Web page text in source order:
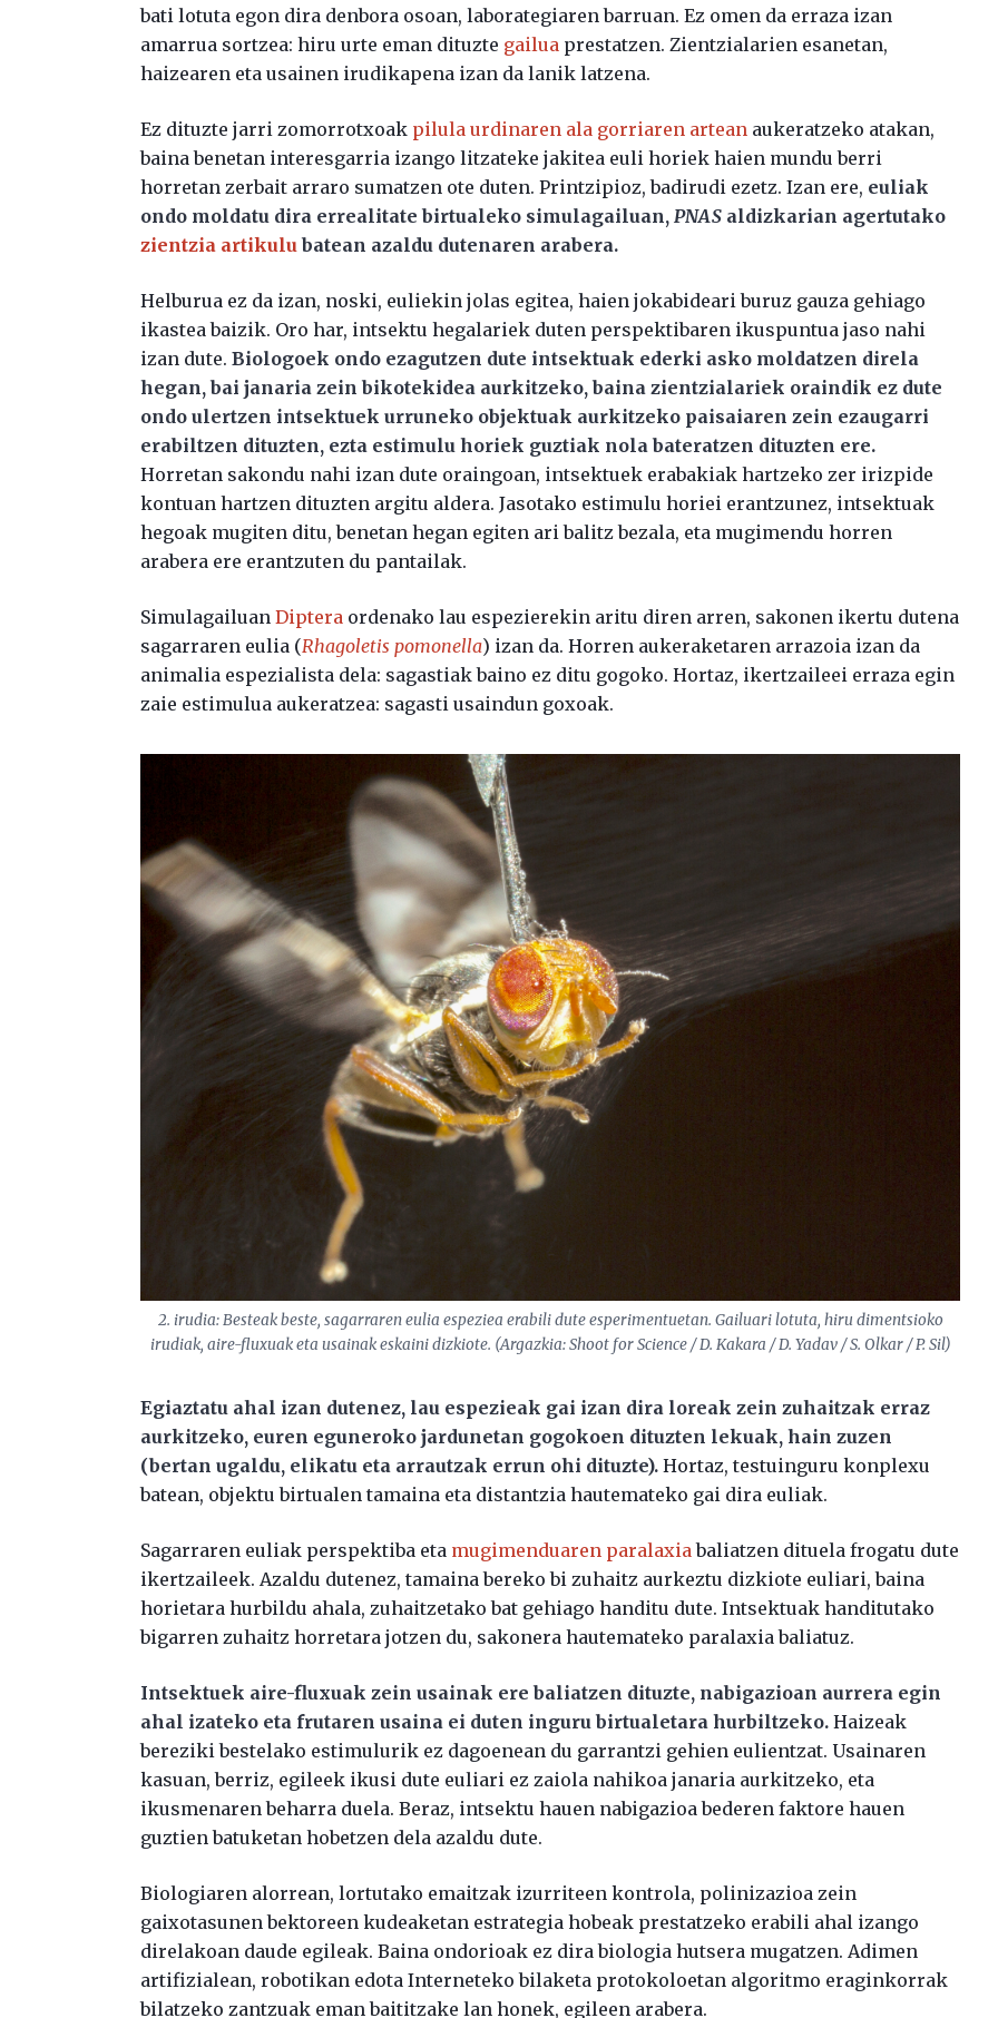
bati lotuta egon dira denbora osoan, laborategiaren barruan. Ez omen da erraza izan
amarrua sortzea: hiru urte eman dituzte gailua prestatzen. Zientzialarien esanetan,
haizearen eta usainen irudikapena izan da lanik latzena.
Ez dituzte jarri zomorrotxoak pilula urdinaren ala gorriaren artean aukeratzeko atakan,
baina benetan interesgarria izango litzateke jakitea euli horiek haien mundu berri
horretan zerbait arraro sumatzen ote duten. Printzipioz, badirudi ezetz. Izan ere, euliak
ondo moldatu dira errealitate birtualeko simulagailuan,PNAS aldizkarian agertutako
zientzia artikulubatean azaldu dutenaren arabera.
Helburua ez da izan, noski, euliekin jolas egitea, haien jokabideari buruz gauza gehiago
ikastea baizik. Oro har, intsektu hegalariek duten perspektibaren ikuspuntua jaso nahi
izan dute.Biologoek ondo ezagutzen dute intsektuak ederki asko moldatzen direla
hegan, bai janaria zein bikotekidea aurkitzeko, baina zientzialariek oraindik ez dute
ondo ulertzen intsektuek urruneko objektuak aurkitzeko paisaiaren zein ezaugarri
erabiltzen dituzten, ezta estimulu horiek guztiak nola bateratzen dituzten ere.
Horretan sakondu nahi izan dute oraingoan, intsektuek erabakiak hartzeko zer irizpide
kontuan hartzen dituzten argitu aldera. Jasotako estimulu horiei erantzunez, intsektuak
hegoak mugiten ditu, benetan hegan egiten ari balitz bezala, eta mugimendu horren
arabera ere erantzuten du pantailak.
SimulagailuanDiptera ordenako lau espezierekin aritu diren arren, sakonen ikertu dutena
sagarraren eulia (Rhagoletis pomonella) izan da. Horren aukeraketaren arrazoia izan da
animalia espezialista dela: sagastiak baino ez ditu gogoko. Hortaz, ikertzaileei erraza egin
zaie estimulua aukeratzea: sagasti usaindun goxoak.
2. irudia: Besteak beste, sagarraren eulia espeziea erabili dute esperimentuetan. Gailuari lotuta, hiru dimentsioko
irudiak, aire-fluxuak eta usainak eskaini dizkiote. (Argazkia: Shoot for Science / D. Kakara / D. Yadav / S. Olkar / P. Sil)
Egiaztatu ahal izan dutenez, lau espezieak gai izan dira loreak zein zuhaitzak erraz
aurkitzeko, euren eguneroko jardunetan gogokoen dituzten lekuak, hain zuzen
(bertan ugaldu, elikatu eta arrautzak errun ohi dituzte). Hortaz, testuinguru konplexu
batean, objektu birtualen tamaina eta distantzia hautemateko gai dira euliak.
Sagarraren euliak perspektiba eta mugimenduaren paralaxia baliatzen dituela frogatu dute
ikertzaileek. Azaldu dutenez, tamaina bereko bi zuhaitz aurkeztu dizkiote euliari, baina
horietara hurbildu ahala, zuhaitzetako bat gehiago handitu dute. Intsektuak handitutako
bigarren zuhaitz horretara jotzen du, sakonera hautemateko paralaxia baliatuz.
Intsektuek aire-fluxuak zein usainak ere baliatzen dituzte, nabigazioan aurrera egin
ahal izateko eta frutaren usaina ei duten inguru birtualetara hurbiltzeko. Haizeak
bereziki bestelako estimulurik ez dagoenean du garrantzi gehien eulientzat. Usainaren
kasuan, berriz, egileek ikusi dute euliari ez zaiola nahikoa janaria aurkitzeko, eta
ikusmenaren beharra duela. Beraz, intsektu hauen nabigazioa bederen faktore hauen
guztien batuketan hobetzen dela azaldu dute.
Biologiaren alorrean, lortutako emaitzak izurriteen kontrola, polinizazioa zein
gaixotasunen bektoreen kudeaketan estrategia hobeak prestatzeko erabili ahal izango
direlakoan daude egileak. Baina ondorioak ez dira biologia hutsera mugatzen. Adimen
artifizialean, robotikan edota Interneteko bilaketa protokoloetan algoritmo eraginkorrak
bilatzeko zantzuak eman baititzake lan honek, egileen arabera.